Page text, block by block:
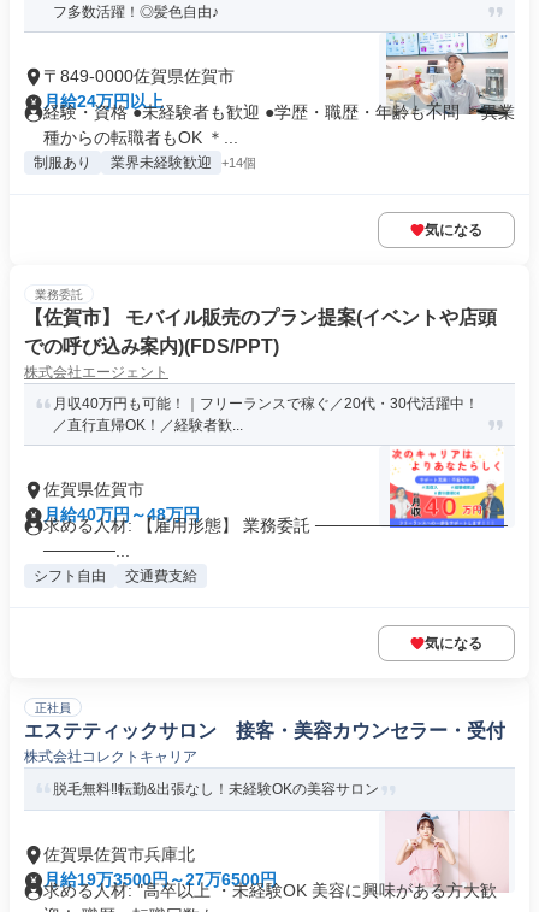
フ多数活躍！◎髪色自由♪
〒849-0000佐賀県佐賀市
月給24万円以上
経験・資格 ●未経験者も歓迎 ●学歴・職歴・年齢も不問 ＊異業
種からの転職者もOK ＊...
制服あり 業界未経験歓迎 +14個
気になる
業務委託
【佐賀市】 モバイル販売のプラン提案(イベントや店頭
での呼び込み案内)(FDS/PPT)
株式会社エージェント
月収40万円も可能！｜フリーランスで稼ぐ／20代・30代活躍中！
／直行直帰OK！／経験者歓...
佐賀県佐賀市
月給40万円～48万円
求める人材: 【雇用形態】 業務委託 ────────────────
──────...
シフト自由 交通費支給
気になる
正社員
エステティックサロン 接客・美容カウンセラー・受付
株式会社コレクトキャリア
脱毛無料‼転勤&出張なし！未経験OKの美容サロン
佐賀県佐賀市兵庫北
月給19万3500円～27万6500円
求める人材: "高卒以上 ・未経験OK 美容に興味がある方大歓